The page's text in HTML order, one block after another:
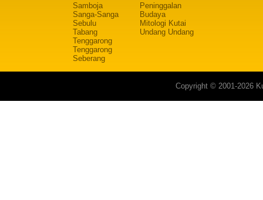
Samboja
Sanga-Sanga
Sebulu
Tabang
Tenggarong
Tenggarong
Seberang
Peninggalan
Budaya
Mitologi Kutai
Undang Undang
Copyright © 2001-2026